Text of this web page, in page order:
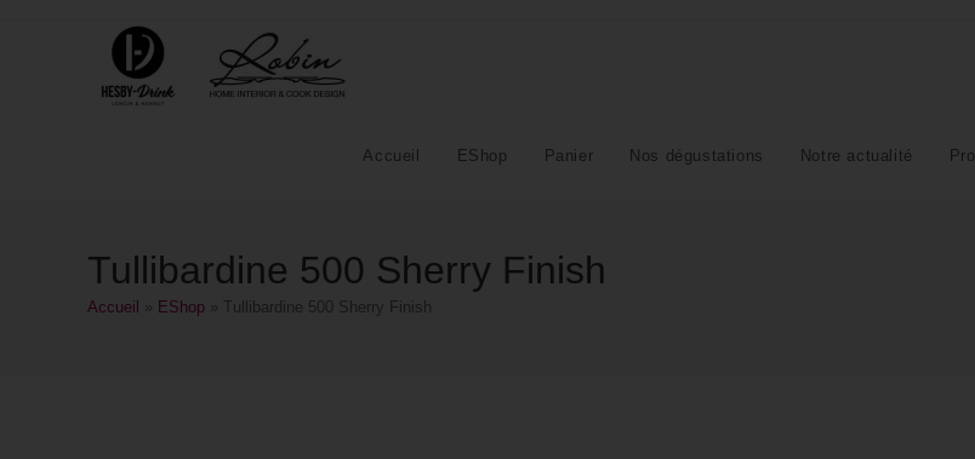
Accueil EShop Panier Nos dégustations Notre actualité
Tullibardine 500 Sherry Finish
Accueil EShop Tullibardine 500 Sherry Finish